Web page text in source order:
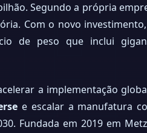
Segundo a própria
Com o novo
de peso que inclui
a implementação
e escalar a manufatura
Fundada em 2019 em